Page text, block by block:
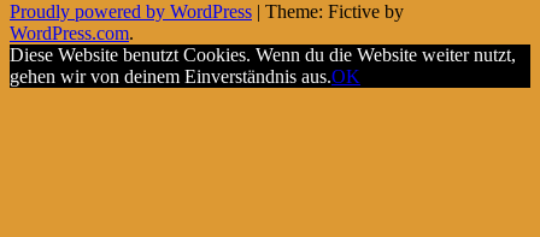
Proudly powered by WordPress | Theme: Fictive by
WordPress.com.
Diese Website benutzt Cookies. Wenn du die Website weiter nutzt,
gehen wir von deinem Einverständnis aus.OK